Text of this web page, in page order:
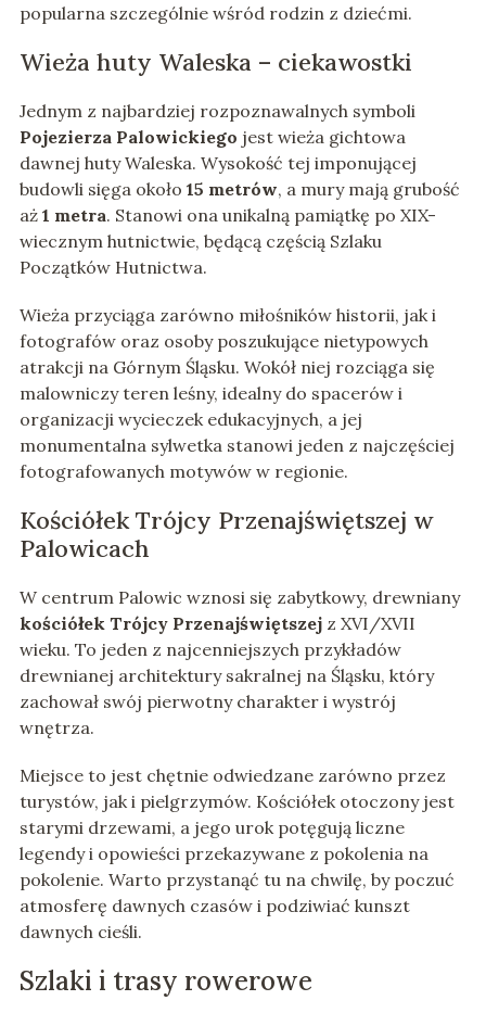
popularna szczególnie wśród rodzin z dziećmi.
Wieża huty Waleska – ciekawostki
Jednym z najbardziej rozpoznawalnych symboli
Pojezierza Palowickiego jest wieża gichtowa
dawnej huty Waleska. Wysokość tej imponującej
budowli sięga około 15 metrów, a mury mają grubość
aż 1 metra. Stanowi ona unikalną pamiątkę po XIX-
wiecznym hutnictwie, będącą częścią Szlaku
Początków Hutnictwa.
Wieża przyciąga zarówno miłośników historii, jak i
fotografów oraz osoby poszukujące nietypowych
atrakcji na Górnym Śląsku. Wokół niej rozciąga się
malowniczy teren leśny, idealny do spacerów i
organizacji wycieczek edukacyjnych, a jej
monumentalna sylwetka stanowi jeden z najczęściej
fotografowanych motywów w regionie.
Kościółek Trójcy Przenajświętszej w
Palowicach
W centrum Palowic wznosi się zabytkowy, drewniany
kościółek Trójcy Przenajświętszejz XVI/XVII
wieku. To jeden z najcenniejszych przykładów
drewnianej architektury sakralnej na Śląsku, który
zachował swój pierwotny charakter i wystrój
wnętrza.
Miejsce to jest chętnie odwiedzane zarówno przez
turystów, jak i pielgrzymów. Kościółek otoczony jest
starymi drzewami, a jego urok potęgują liczne
legendy i opowieści przekazywane z pokolenia na
pokolenie. Warto przystanąć tu na chwilę, by poczuć
atmosferę dawnych czasów i podziwiać kunszt
dawnych cieśli.
Szlaki i trasy rowerowe